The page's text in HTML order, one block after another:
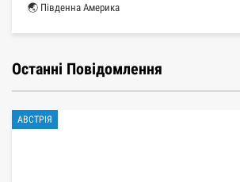
🌏 Південна Америка
Останні Повідомлення
АВСТРІЯ